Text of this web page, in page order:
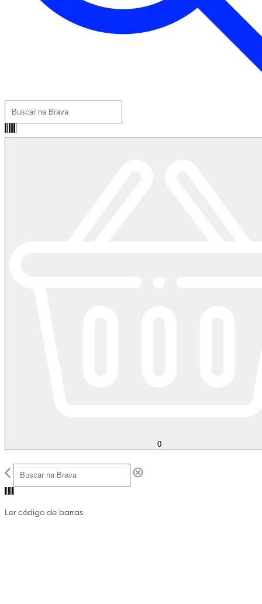
0
Ler código de barras